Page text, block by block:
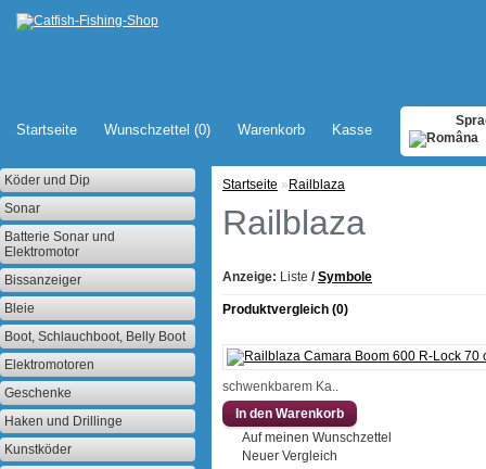
Startseite Wunschzettel (0) Warenkorb Kasse
Köder und Dip
Sonar
Batterie Sonar und
Elektromotor
Bissanzeiger
Bleie
Boot, Schlauchboot, Belly Boot
Elektromotoren
Geschenke
Haken und Drillinge
Kunstköder
Startseite » Railblaza
Railblaza
Anzeige: Liste / Symbole
Produktvergleich (0)
schwenkbarem Ka..
Auf meinen Wunschzettel
Neuer Vergleich